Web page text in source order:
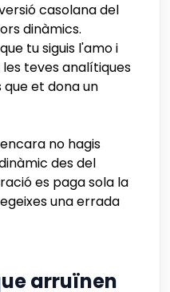
casolana del
dinàmics.
tu siguis l'amo i
teves analítiques
et dona un
no hagis
des del
es paga sola la
una errada
arruïnen